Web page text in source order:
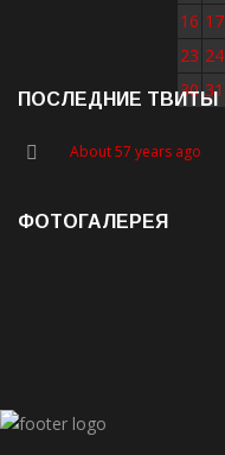
16 17
23 24
30 31
ПОСЛЕДНИЕ ТВИТЫ
About 57 years ago
ФОТОГАЛЕРЕЯ